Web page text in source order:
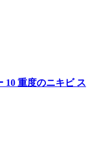
10 重度のニキビ ス